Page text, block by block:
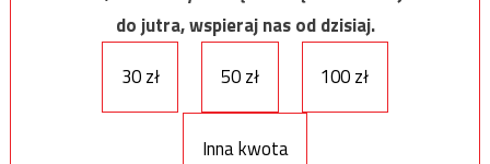
do jutra, wspieraj nas od dzisiaj.
30 zł
50 zł 100 zł
Inna kwota